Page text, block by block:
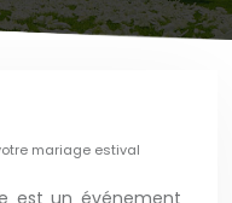
mariage estival
est un événement